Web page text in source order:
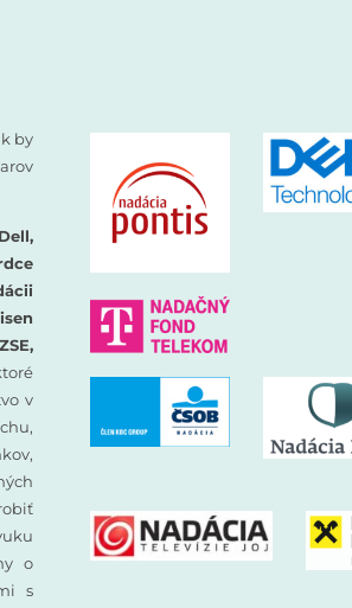
by
v
o
s